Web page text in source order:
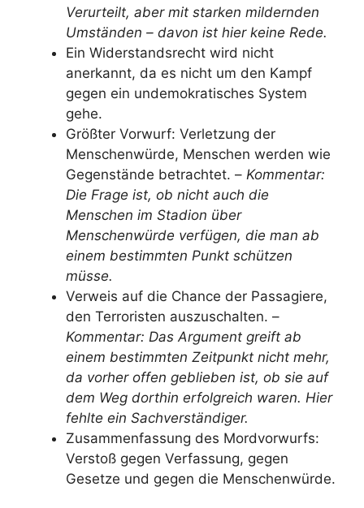
Verurteilt, aber mit starken mildernden
Umständen – davon ist hier keine Rede.
Ein Widerstandsrecht wird nicht
anerkannt, da es nicht um den Kampf
gegen ein undemokratisches System
gehe.
Größter Vorwurf: Verletzung der
Menschenwürde, Menschen werden wie
Gegenstände betrachtet. – Kommentar:
Die Frage ist, ob nicht auch die
Menschen im Stadion über
Menschenwürde verfügen, die man ab
einem bestimmten Punkt schützen
müsse.
Verweis auf die Chance der Passagiere,
den Terroristen auszuschalten. –
Kommentar: Das Argument greift ab
einem bestimmten Zeitpunkt nicht mehr,
da vorher offen geblieben ist, ob sie auf
dem Weg dorthin erfolgreich waren. Hier
fehlte ein Sachverständiger.
Zusammenfassung des Mordvorwurfs:
Verstoß gegen Verfassung, gegen
Gesetze und gegen die Menschenwürde.